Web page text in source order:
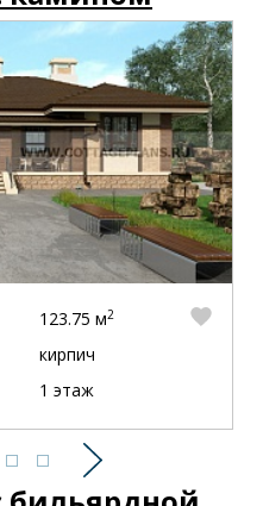
Следующий
123.75 м2
кирпич
1 этаж